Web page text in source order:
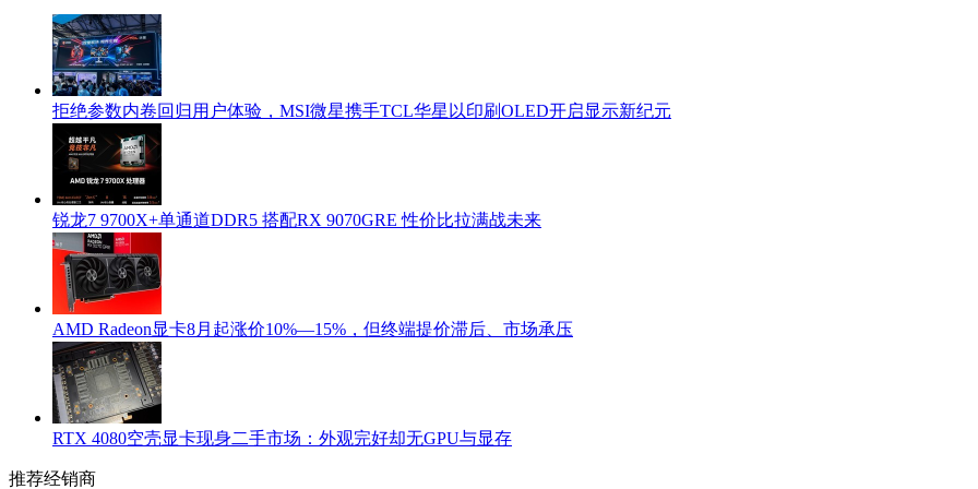
拒绝参数内卷回归用户体验，MSI微星携手TCL华星以印刷OLED开启显示新纪元
锐龙7 9700X+单通道DDR5 搭配RX 9070GRE 性价比拉满战未来
AMD Radeon显卡8月起涨价10%—15%，但终端提价滞后、市场承压
RTX 4080空壳显卡现身二手市场：外观完好却无GPU与显存
推荐经销商